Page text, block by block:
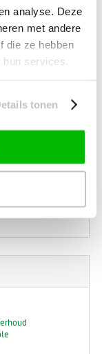
analyse. Deze
met andere
die ze hebben
services.
tonen
bestemmingen kunnen
bij de artikelen.